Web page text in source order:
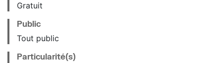
Gratuit
Public
Tout public
Particularité(s)